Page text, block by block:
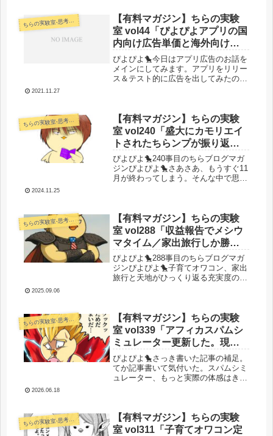
息抜きしたい！！！（働け）とりあ
え...
ちらの実験室-思考・失敗談・リアルタイム実況等を発信します-
【有料マガジン】ちらの実験
室 vol44「ぴよぴよアプリの国
内向け広告単価と海外向け広
告単価を実データで比較して
みよう」
ぴよぴよ🐤今日はアプリ広告のお話を
メインにしてみます。アプリをリリー
ス＆テスト的に広告を出してみたので
の仕事は習得したら即外注化を繰り返
し...
2021.11.27
ちらの実験室-思考・失敗談・リアルタイム実況等を発信します-
【有料マガジン】ちらの実験
室 vol240「盛大にカモリエイ
トされたちらンプが振り返る
カモリエイト要因／リソース
オワコンからの脱却とSEOオ
ワコンの先を見据えて」
ぴよぴよ🐤240事目のちらブログマガ
ジンぴよぴよ🐤さあさあ、もうすぐ11
月が終わってしまう。そんな中で思い
ータを手元に、絶望と希望の記事...
2024.11.25
ちらの実験室-思考・失敗談・リアルタイム実況等を発信します-
【有料マガジン】ちらの実験
室 vol288「収益報告でメシウ
マタイム／家出旅行しか勝た
ん。ちゃんとお仕事もしまし
たよ報告」
ぴよぴよ🐤288事目のちらブログマガ
ジンぴよぴよ🐤子育てオワコン、家出
旅行と天地がひっくり返る充実度の人
返しここに立っています。さあ、そ
れ...
2025.09.06
ちらの実験室-思考・失敗談・リアルタイム実況等を発信します-
【有料マガジン】ちらの実験
室 vol339「アフィカスパムシ
ミュレーター更新した。現実
はより非情である」
ぴよぴよ🐤さっき書いた記事の補足。
てか記事書いて気付いた。スパムシミ
ュレーター、もっと実際の体感はきつ
Дﾟ)きええええええええええ！！！...
2026.06.18
ちらの実験室-思考・失敗談・リアルタイム実況等を発信します-
【有料マガジン】ちらの実験
室 vol311「子育てオワコン定